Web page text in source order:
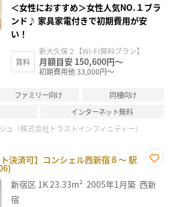
＜女性におすすめ＞女性人気NO.１ブラ
ンド♪ 家具家電付きで初期費用が安
い！
賃料
新大久保２【WI-FI無料プラン】
月額目安 150,600円～
初期費用他 33,000円～
ファミリー向け
同棲向け
インターネット無料
ュ（株式会社トラストインフィニティー）
決済可】コンシェル西新宿８～ 駅
に入
り登
新宿区 1K23.33m² 2005年1月築 西新
宿